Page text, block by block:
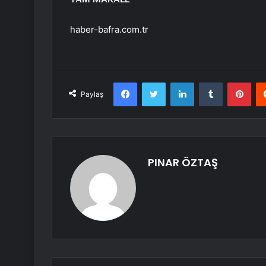
haber-bafra.com.tr
Paylaş
FacebookTwitter LinkedInTumblr
PINAR ÖZTAŞ